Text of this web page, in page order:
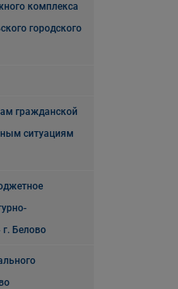
комплекса
городского
гражданской
ситуациям
Белово